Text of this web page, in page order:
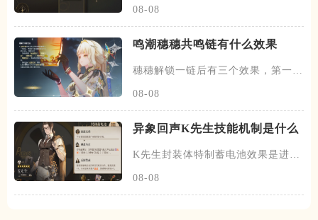
08-08
鸣潮穗穗共鸣链有什么效果
穗穗解锁一链后有三个效果，第一个
08-08
异象回声​K先生技能机制是什么
K先生封装体特制蓄电池效果是进入
08-08